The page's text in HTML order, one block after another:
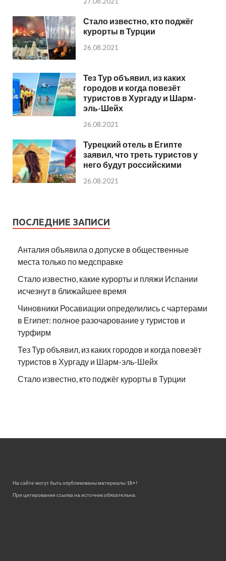
Стало известно, кто поджёг
курорты в Турции
26.08.2021
Тез Тур объявил, из каких
городов и когда повезёт
туристов в Хургаду и Шарм-
эль-Шейх
26.08.2021
Турецкий отель в Египте
заявил, что треть туристов у
него будут российскими
26.08.2021
ПОСЛЕДНИЕ ЗАПИСИ
Анталия объявила о допуске в общественные
места только по медсправке
Стало известно, какие курорты и пляжи Испании
исчезнут в ближайшее время
Чиновники Росавиации определились с чартерами
в Египет: полное разочарование у туристов и
турфирм
Тез Тур объявил, из каких городов и когда повезёт
туристов в Хургаду и Шарм-эль-Шейх
Стало известно, кто поджёг курорты в Турции
На сайте могут быть опубликованы материалы 18+!
При цитировании ссылка на источник обязательна.